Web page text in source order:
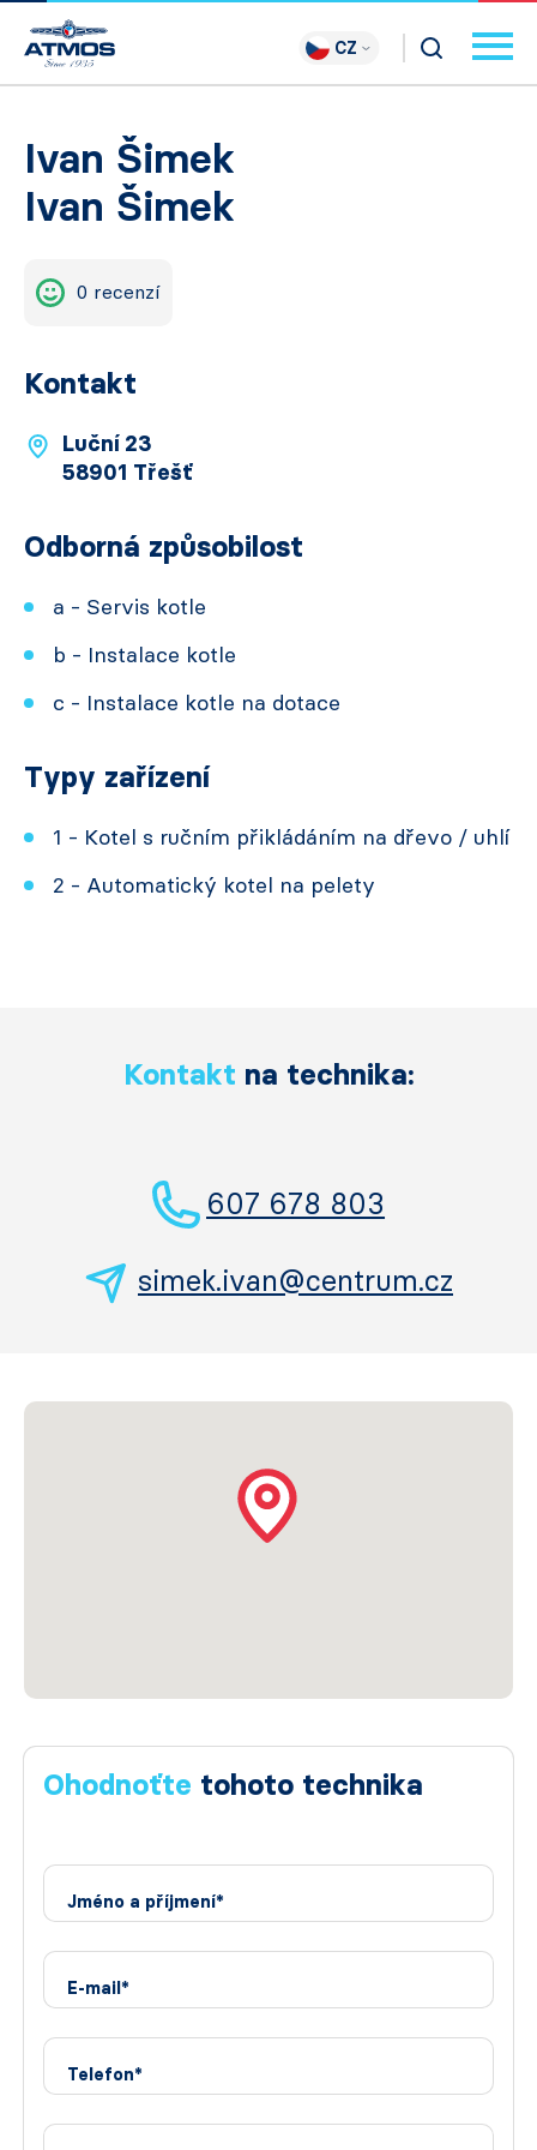
CZ
Ivan Šimek
Ivan Šimek
0 recenzí
Kontakt
Luční 23
58901 Třešť
Odborná způsobilost
a - Servis kotle
b - Instalace kotle
c - Instalace kotle na dotace
Typy zařízení
1 - Kotel s ručním přikládáním na dřevo / uhlí
2 - Automatický kotel na pelety
Kontakt na technika:
607 678 803
simek.ivan@centrum.cz
Ohodnoťte tohoto technika
Jméno a příjmení*
E-mail*
Telefon*